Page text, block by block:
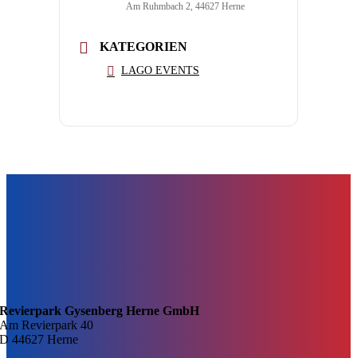
Am Ruhmbach 2, 44627 Herne
KATEGORIEN
LAGO EVENTS
Revierpark Gysenberg Herne GmbH
Am Revierpark 40
D 44627 Herne